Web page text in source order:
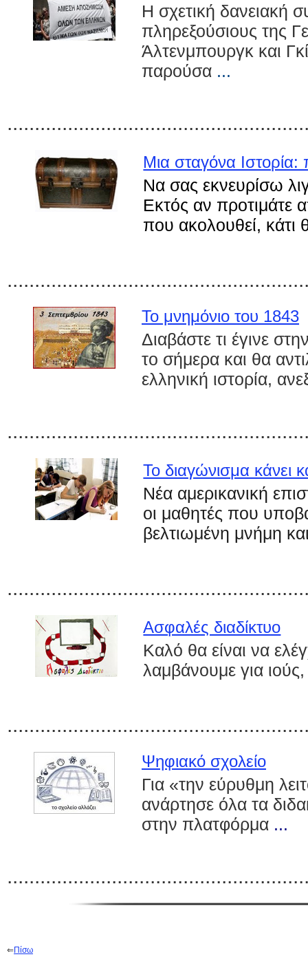
Η σχετική δανειακή
πληρεξούσιους της
Άλτενμπουργκ και
παρούσα ...
Μια σταγόνα
Να σας εκνευρίσω
Εκτός αν προτιμάτε
που ακολουθεί, κάτι
Το μνημόνιο του 1843
Διαβάστε τι έγινε
το σήμερα και θα
ελληνική ιστορία,
Το διαγώνισμα κάνει
Νέα αμερικανική
οι μαθητές που υποβ
βελτιωμένη μνήμη
Ασφαλές διαδίκτυο
Καλό θα είναι να
λαμβάνουμε για
Ψηφιακό σχολείο
Για «την εύρυθμη
ανάρτησε όλα τα
στην πλατφόρμα ...
⇐Πίσω